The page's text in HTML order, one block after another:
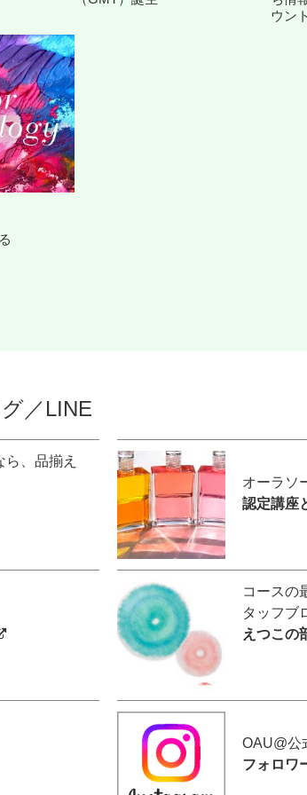
ウン
／LINE
、品揃え
オーラソ
認定講座
コースの
タッフブ
えつこの
OAU@公
フォロワ